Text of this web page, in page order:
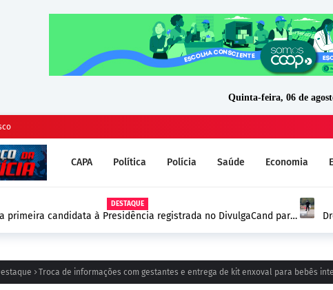
Quinta-feira, 06 de
CAPA Política Polícia Saúde Economia
DESTAQUE
primeira candidata à Presidência registrada no DivulgaCand para
Troca de informações com gestantes e entrega de kit enxoval para bebês